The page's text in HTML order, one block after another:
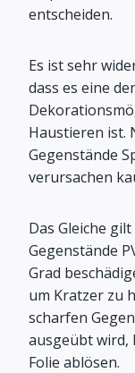
entscheiden.
Es ist sehr
dass es eine
Haustieren ist.
Gegenstände
verursachen
Das Gleiche
Gegenstände
Grad
um Kratzer zu
scharfen
ausgeübt wird,
Folie ablösen.